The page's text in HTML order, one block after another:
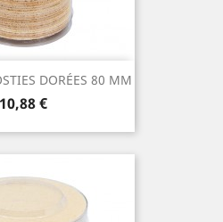
DORÉES 80 MM
Prix
10,88 €